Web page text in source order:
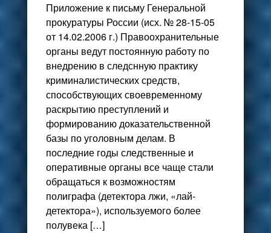
Приложение к письму Генеральной
прокуратуры России (исх. № 28-15-05
от 14.02.2006 г.) Правоохранительные
органы ведут постоянную работу по
внедрению в следснную практику
криминалистических средств,
способствующих свое­временному
раскрытию преступлений и
формированию доказательственной
базы по уголовным делам. В
последние годы следственные и
оперативные органы все чаще стали
обращаться к возможностям
полиграфа (детектора лжи, «лай-
детектора»), ис­пользуемого более
полувека […]